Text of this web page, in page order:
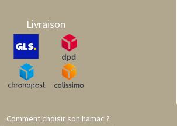
Livraison
Comment choisir son hamac ?